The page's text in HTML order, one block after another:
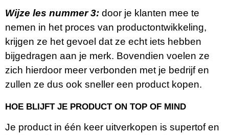
Wijze les nummer 3: door je klanten mee te
nemen in het proces van productontwikkeling,
krijgen ze het gevoel dat ze echt iets hebben
bijgedragen aan je merk. Bovendien voelen ze
zich hierdoor meer verbonden met je bedrijf en
zullen ze dus ook sneller een product kopen.
HOE BLIJFT JE PRODUCT ON TOP OF MIND
Je product in één keer uitverkopen is supertof en